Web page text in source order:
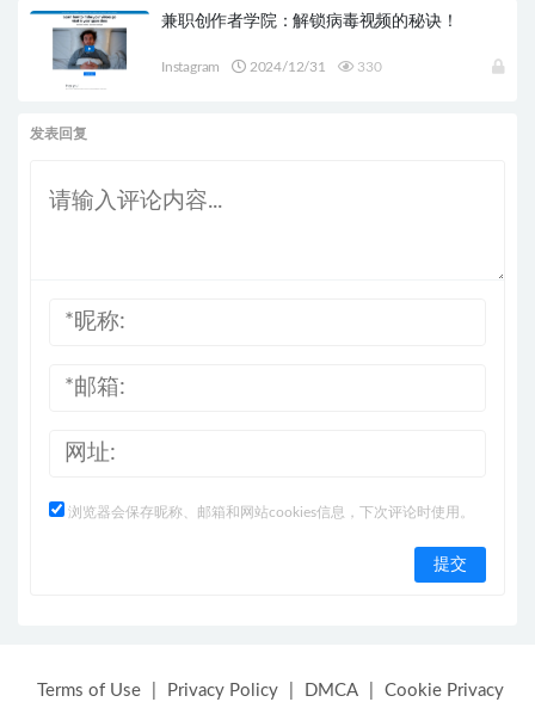
兼职创作者学院：解锁病毒视频的秘诀！
Instagram 2024/12/31 330
发表回复
浏览器会保存昵称、邮箱和网站cookies信息，下次评论时使用。
Terms of Use Privacy Policy DMCA Cookie Privacy